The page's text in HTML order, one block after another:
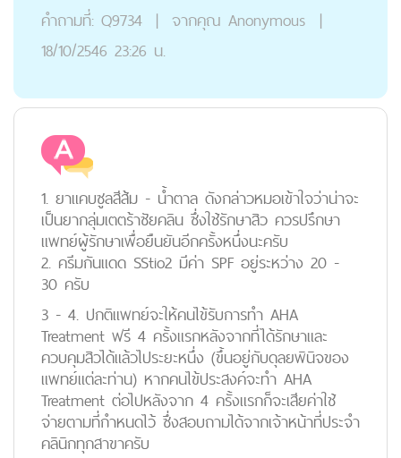
คำถามที่: Q9734 | จากคุณ Anonymous |
18/10/2546 23:26 น.
1. ยาแคบซูลสีส้ม - น้ำตาล ดังกล่าวหมอเข้าใจว่าน่าจะ
เป็นยากลุ่มเตตร้าซัยคลิน ซึ่งใช้รักษาสิว ควรปรึกษา
แพทย์ผู้รักษาเพื่อยืนยันอีกครั้งหนึ่งนะครับ
2. ครีมกันแดด SStio2 มีค่า SPF อยู่ระหว่าง 20 -
30 ครับ
3 - 4. ปกติแพทย์จะให้คนไข้รับการทำ AHA
Treatment ฟรี 4 ครั้งแรกหลังจากที่ได้รักษาและ
ควบคุมสิวได้แล้วไประยะหนึ่ง (ขึ้นอยู่กับดุลยพินิจของ
แพทย์แต่ละท่าน) หากคนไข้ประสงค์จะทำ AHA
Treatment ต่อไปหลังจาก 4 ครั้งแรกก็จะเสียค่าใช้
จ่ายตามที่กำหนดไว้ ซึ่งสอบถามได้จากเจ้าหน้าที่ประจำ
คลินิกทุกสาขาครับ